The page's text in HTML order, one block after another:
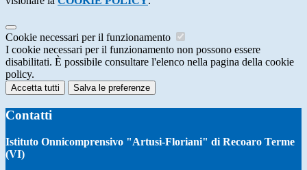
Cookie necessari per il funzionamento
I cookie necessari per il funzionamento non possono essere
disabilitati. È possibile consultare l'elenco nella pagina della cookie
policy.
Accetta tutti Salva le preferenze
Contatti
Istituto Onnicomprensivo "Artusi-Floriani" di Recoaro Terme
(VI)